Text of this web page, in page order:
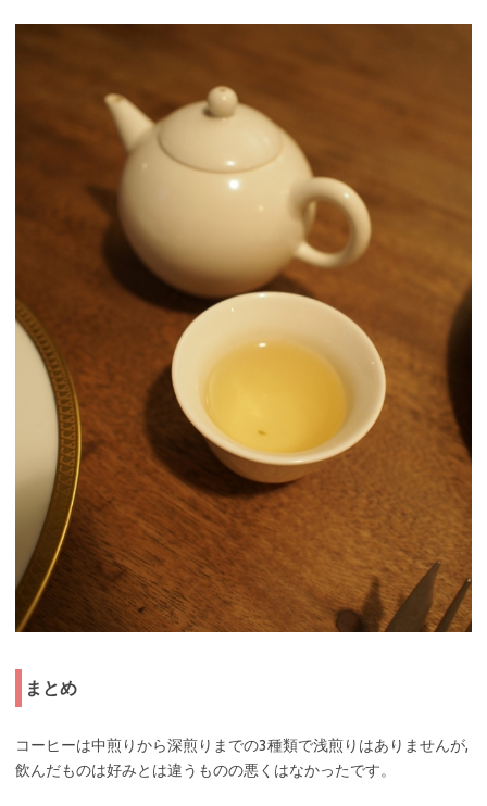
まとめ
コーヒーは中煎りから深煎りまでの3種類で浅煎りはありませんが,
飲んだものは好みとは違うものの悪くはなかったです。